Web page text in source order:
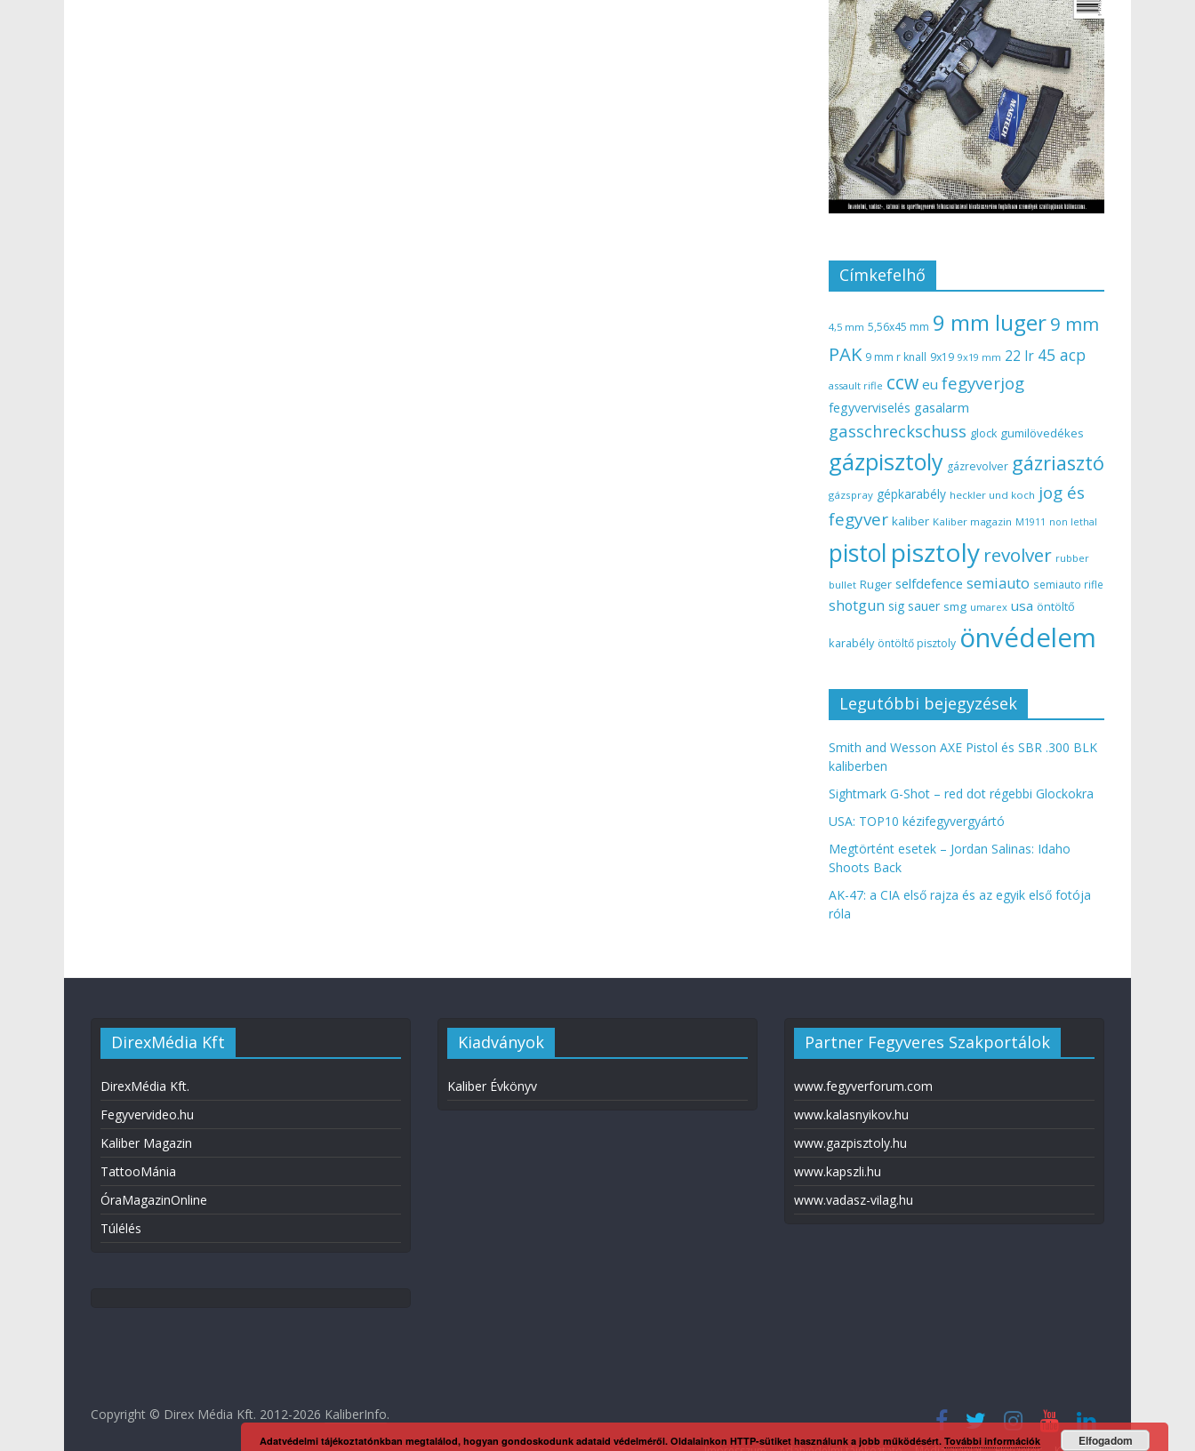
Címkefelhő
4,5 mm 5,56x45 mm 9 mm luger9 mm
PAK 9 mm r knall 9x19 9x19 mm 22 lr 45 acp
assault rifle ccw eu fegyverjog
fegyverviselés gasalarm
gasschreckschuss glock gumilövedékes
gázpisztoly gázrevolver gázriasztó
gázspray gépkarabély heckler und koch jog és
fegyver kaliber Kaliber magazin M1911 non lethal
pistol pisztoly revolver rubber
bullet Ruger selfdefence semiauto semiauto rifle
shotgun sig sauer smg umarex usa öntöltő
karabély öntöltő pisztoly önvédelem
Legutóbbi bejegyzések
Smith and Wesson AXE Pistol és SBR .300 BLK
kaliberben
Sightmark G-Shot – red dot régebbi Glockokra
USA: TOP10 kézifegyvergyártó
Megtörtént esetek – Jordan Salinas: Idaho
Shoots Back
AK-47: a CIA első rajza és az egyik első fotója
róla
DirexMédia Kft
DirexMédia Kft.
Fegyvervideo.hu
Kaliber Magazin
TattooMánia
ÓraMagazinOnline
Túlélés
Kiadványok
Kaliber Évkönyv
Partner Fegyveres Szakportálok
www.fegyverforum.com
www.kalasnyikov.hu
www.gazpisztoly.hu
www.kapszli.hu
www.vadasz-vilag.hu
Copyright © Direx Média Kft. 2012-2026 KaliberInfo.
Adatvédelmi tájékoztatónkban megtalálod, hogyan gondoskodunk adataid védelméről. Oldalainkon HTTP-sütiket használunk a jobb működésért. További információk Elfogadom